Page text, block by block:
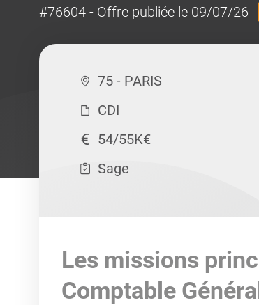
#76604 - Offre publiée le 09/07/26
75 - PARIS
CDI
54/55K€
Sage
Les missions
Comptable